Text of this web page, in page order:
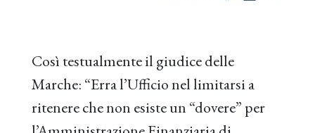
Così testualmente il giudice delle
Marche: “Erra l’Ufficio nel limitarsi a
ritenere che non esiste un “dovere” per